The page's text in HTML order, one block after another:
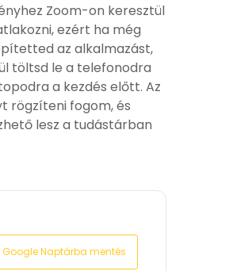
Zoom-on keresztül
ezért ha még
az alkalmazást,
töltsd le a telefonodra
a kezdés előtt. Az
rögzíteni fogom, és
lesz a tudástárban
Google Naptárba mentés